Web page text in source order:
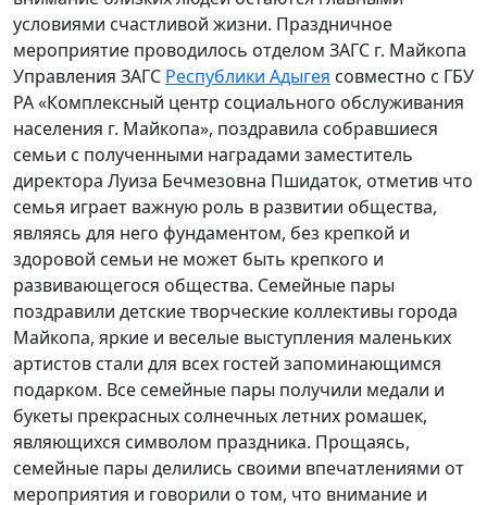
условиями счастливой жизни. Праздничное
мероприятие проводилось отделом ЗАГС г. Майкопа
Управления ЗАГС Республики Адыгея совместно с ГБУ
РА «Комплексный центр социального обслуживания
населения г. Майкопа», поздравила собравшиеся
семьи с полученными наградами заместитель
директора Луиза Бечмезовна Пшидаток, отметив что
семья играет важную роль в развитии общества,
являясь для него фундаментом, без крепкой и
здоровой семьи не может быть крепкого и
развивающегося общества. Семейные пары
поздравили детские творческие коллективы города
Майкопа, яркие и веселые выступления маленьких
артистов стали для всех гостей запоминающимся
подарком. Все семейные пары получили медали и
букеты прекрасных солнечных летних ромашек,
являющихся символом праздника. Прощаясь,
семейные пары делились своими впечатлениями от
мероприятия и говорили о том, что внимание и